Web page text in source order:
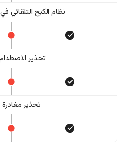
نظام الكبح التلقائي
تحذير
تحذير مغادرة